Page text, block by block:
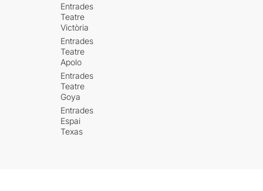
Entrades
Teatre
Victòria
Entrades
Teatre
Apolo
Entrades
Teatre
Goya
Entrades
Espai
Texas